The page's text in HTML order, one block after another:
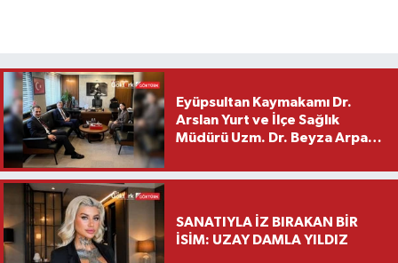
Eyüpsultan Kaymakamı Dr.
Arslan Yurt ve İlçe Sağlık
Müdürü Uzm. Dr. Beyza Arpacı
Ziyareti
SANATIYLA İZ BIRAKAN BİR
İSİM: UZAY DAMLA YILDIZ